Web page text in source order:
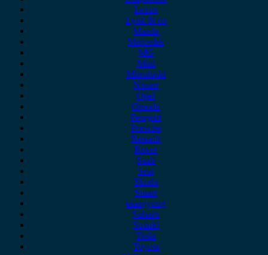
Lexus
Lynk & co
Mazda
Mercedes
MG
Mini
Mitsubishi
Nissan
Opel
Omoda
Peugeot
Porsche
Renault
Rover
Saab
Seat
Skoda
Smart
ssangyong
Subaru
Suzuki
Tesla
Toyota